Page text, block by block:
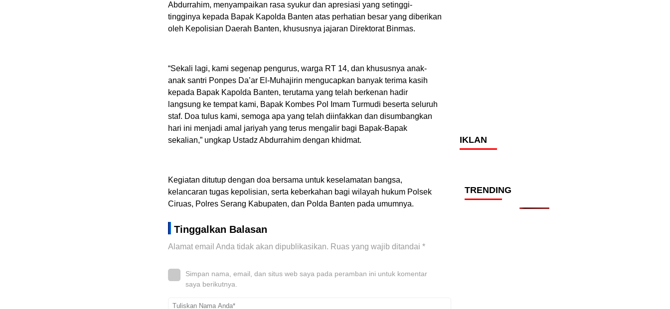
Abdurrahim, menyampaikan rasa syukur dan apresiasi yang setinggi-
tingginya kepada Bapak Kapolda Banten atas perhatian besar yang diberikan
oleh Kepolisian Daerah Banten, khususnya jajaran Direktorat Binmas.
“Sekali lagi, kami segenap pengurus, warga RT 14, dan khususnya anak-
anak santri Ponpes Da’ar El-Muhajirin mengucapkan banyak terima kasih
kepada Bapak Kapolda Banten, terutama yang telah berkenan hadir
langsung ke tempat kami, Bapak Kombes Pol Imam Turmudi beserta seluruh
staf. Doa tulus kami, semoga apa yang telah diinfakkan dan disumbangkan
hari ini menjadi amal jariyah yang terus mengalir bagi Bapak-Bapak
sekalian,” ungkap Ustadz Abdurrahim dengan khidmat.
Kegiatan ditutup dengan doa bersama untuk keselamatan bangsa,
kelancaran tugas kepolisian, serta keberkahan bagi wilayah hukum Polsek
Ciruas, Polres Serang Kabupaten, dan Polda Banten pada umumnya.
Tinggalkan Balasan
Alamat email Anda tidak akan dipublikasikan. Ruas yang wajib ditandai *
Simpan nama, email, dan situs web saya pada peramban ini untuk komentar
saya berikutnya.
IKLAN
TRENDING